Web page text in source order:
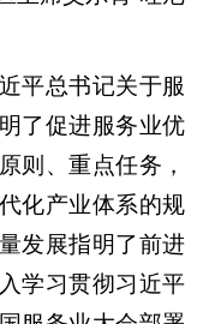
总书记关于服
了促进服务业优
则、重点任务，
化产业体系的规
发展指明了前进
学习贯彻习近平